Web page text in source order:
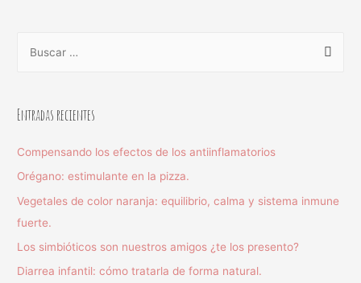
Entradas recientes
Compensando los efectos de los antiinflamatorios
Orégano: estimulante en la pizza.
Vegetales de color naranja: equilibrio, calma y sistema inmune
fuerte.
Los simbióticos son nuestros amigos ¿te los presento?
Diarrea infantil: cómo tratarla de forma natural.